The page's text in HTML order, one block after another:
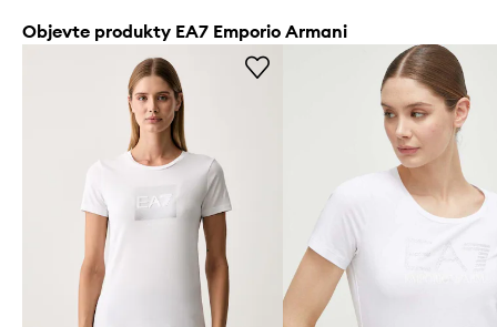
Objevte produkty EA7 Emporio Armani